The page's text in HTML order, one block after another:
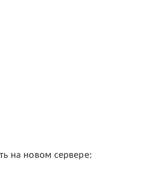
на новом сервере: